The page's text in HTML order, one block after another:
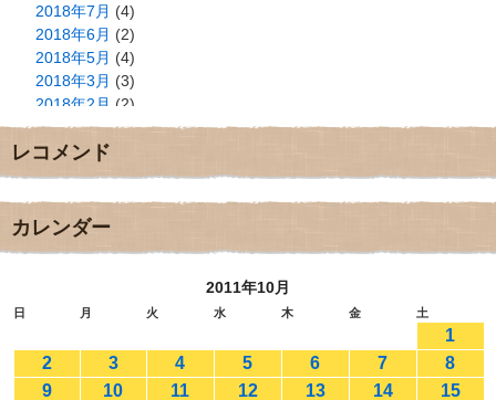
2018年7月 (4)
2018年6月 (2)
2018年5月 (4)
2018年3月 (3)
2018年2月 (2)
2018年1月(2)
2017年12月
2017年11月(3)
2017年9月
2017年8月
2017年5月
2017年3月(1)
2017年2月(1)
レコメンド
カレンダー
2011年10月
日 月 火 水 木 金 土
1
2
3 4 5 6 7
8
9
10 11 12 13 14 15